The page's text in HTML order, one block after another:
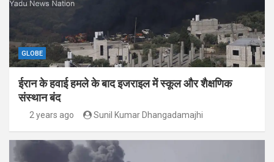
GLOBE
ईरान के हवाई हमले के बाद इजराइल में स्कूल और शैक्षणिक
संस्थान बंद
2 years ago Sunil Kumar Dhangadamajhi